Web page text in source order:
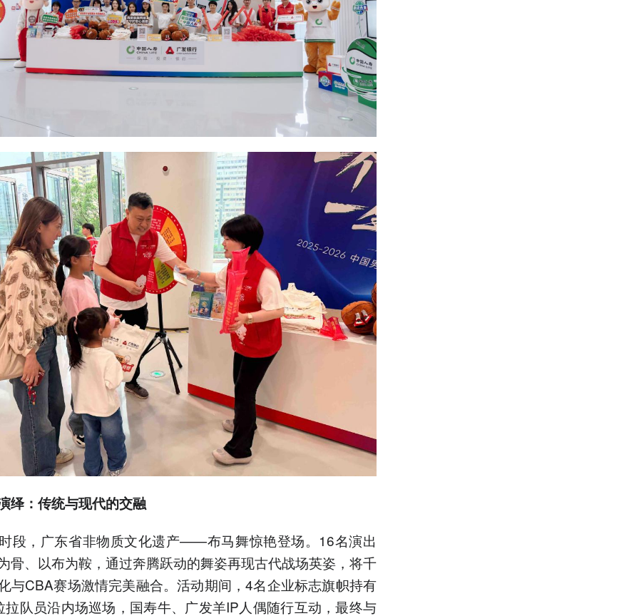
绎：传统与现代的交融
段，广东省非物质文化遗产——布马舞惊艳登场。16名演出
骨、以布为鞍，通过奔腾跃动的舞姿再现古代战场英姿，将千
与CBA赛场激情完美融合。活动期间，4名企业标志旗帜持有
拉队员沿内场巡场，国寿牛、广发羊IP人偶随行互动，最终与